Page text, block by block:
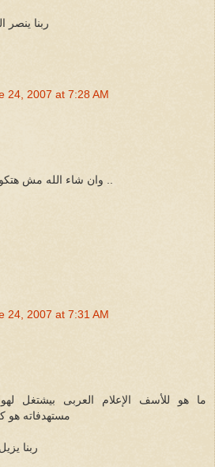
ربنا ينصر
24, 2007 at 7:28 AM
24, 2007 at 7:31 AM
ما هو للأسف الإعلام العربى بيشتغل
مستهدفاته هو
ربنا